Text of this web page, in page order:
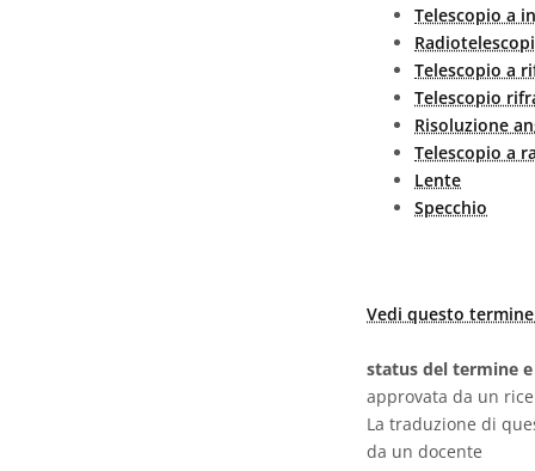
Telescopio a
Telescopio a
Telescopio
Risoluzione
Telescopio a
Lente
Specchio
Vedi questo
status del termine
approvata da un
La traduzione di
da un docente